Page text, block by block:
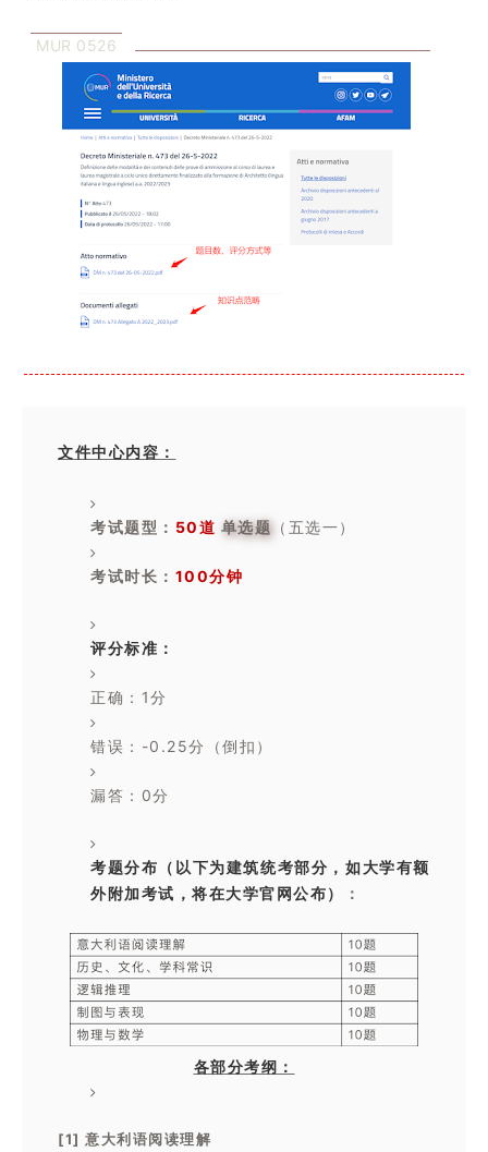
MUR 0526
文件中心内容：
考试题型： 50道 单选题（五选一）
考试时长： 100分钟
评分标准：
正确：1分
错误：-0.25分（倒扣）
漏答：0分
考题分布（以下为建筑统考部分，如大学有额
外附加考试，将在大学官网公布）
：
各部分考纲：
[1] 意大利语阅读理解